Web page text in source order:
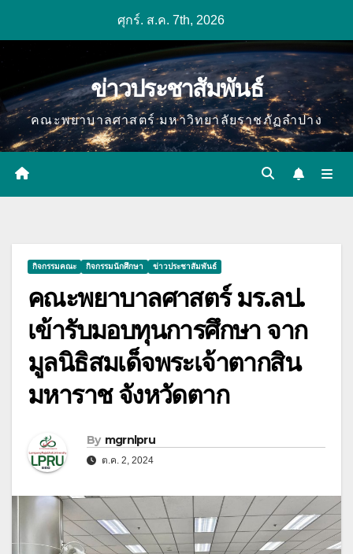
ศุกร์. ส.ค. 7th, 2026
ข่าวประชาสัมพันธ์
คณะพยาบาลศาสตร์ มหาวิทยาลัยราชภัฏลำปาง
กิจกรรมคณะ กิจกรรมนักศึกษา ข่าวประชาสัมพันธ์
คณะพยาบาลศาสตร์ มร.ลป.
เข้ารับมอบทุนการศึกษา จาก
มูลนิธิสมเด็จพระเจ้าตากสิน
มหาราช จังหวัดตาก
By mgrnlpru
ต.ค. 2, 2024